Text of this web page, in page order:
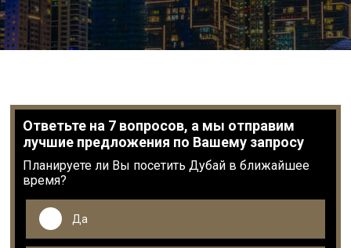
Ответьте на 7 вопросов, а мы отправим
лучшие предложения по Вашему запросу
Планируете ли Вы посетить Дубай в ближайшее
время?
Да